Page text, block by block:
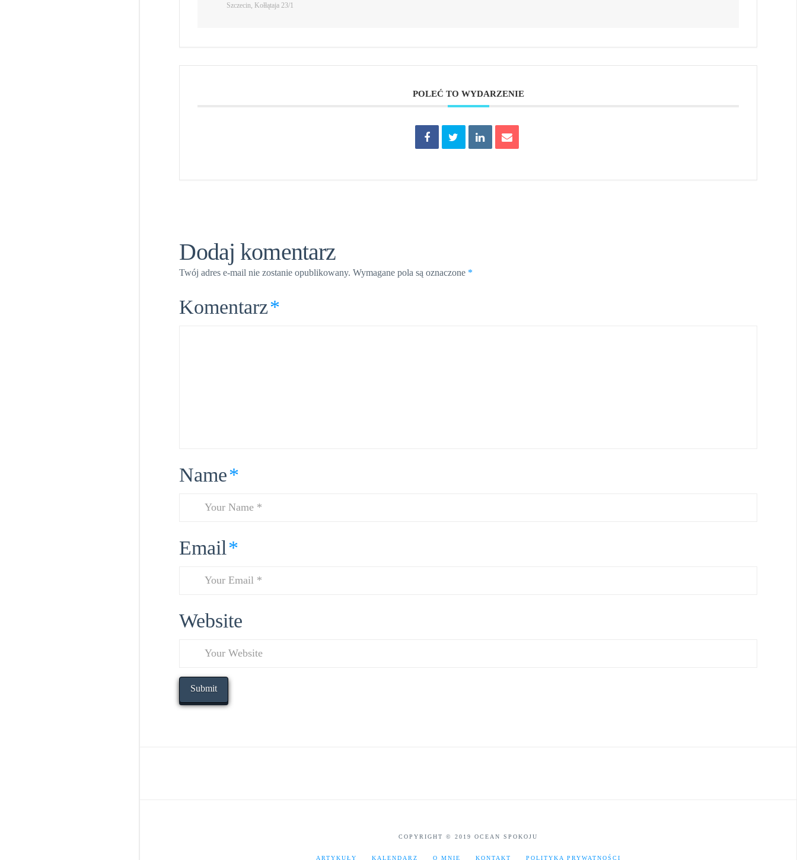
Szczecin, Kołłątaja 23/1
POLEĆ TO WYDARZENIE
Dodaj komentarz
Twój adres e-mail nie zostanie opublikowany. Wymagane pola są oznaczone *
Komentarz*
Name*
Email*
Website
COPYRIGHT © 2019 OCEAN SPOKOJU
ARTYKUŁY KALENDARZ O MNIE KONTAKT POLITYKA PRYWATNOŚCI